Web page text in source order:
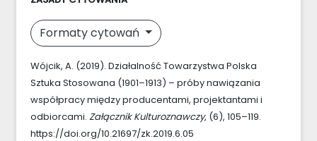
Formaty cytowań
Wójcik, A. (2019). Działalność Towarzystwa Polska
Sztuka Stosowana (1901–1913) – próby nawiązania
współpracy między producentami, projektantami i
odbiorcami. Załącznik Kulturoznawczy, (6), 105–119.
https://doi.org/10.21697/zk.2019.6.05